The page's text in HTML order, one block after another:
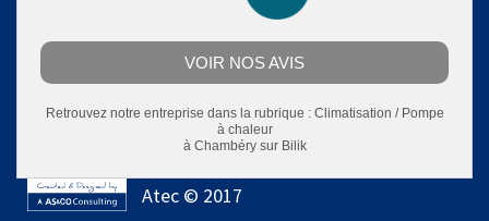
VOIR NOS AVIS
Retrouvez notre entreprise dans la rubrique : Climatisation / Pompe
à chaleur
à Chambérysur Bilik
Atec © 2017